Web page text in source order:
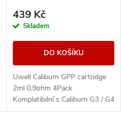
439 Kč
Skladem
DO KOŠÍKU
Uwell Caliburn GPP cartridge
2ml 0,9ohm 4Pack
Komplatibilní s Caliburn G3 / G4
a G5. Balení obsahuje 4ks.